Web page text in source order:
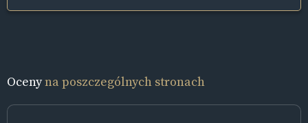
Ocenyna poszczególnych stronach